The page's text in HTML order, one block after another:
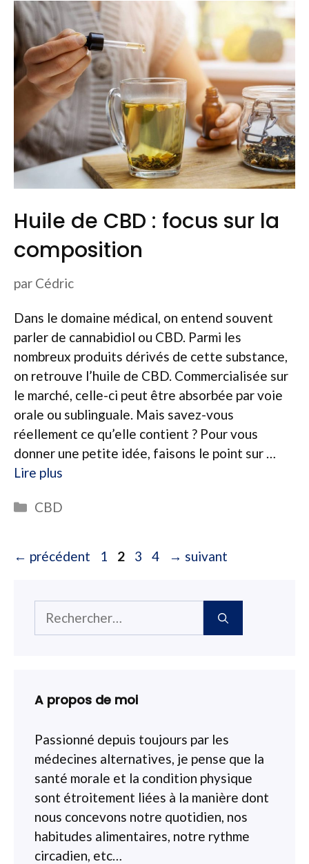
Huile de CBD : focus sur la
composition
par Cédric
Dans le domaine médical, on entend souvent
parler de cannabidiol ou CBD. Parmi les
nombreux produits dérivés de cette substance,
on retrouve l’huile de CBD. Commercialisée sur
le marché, celle-ci peut être absorbée par voie
orale ou sublinguale. Mais savez-vous
réellement ce qu’elle contient ? Pour vous
donner une petite idée, faisons le point sur …
Lire plus
Catégories
CBD
← précédent Page
1 Page
2 Page
3 Page
4 → suivant
Rechercher :
A propos de moi
Passionné depuis toujours par les
médecines alternatives, je pense que la
santé morale et la condition physique
sont étroitement liées à la manière dont
nous concevons notre quotidien, nos
habitudes alimentaires, notre rythme
circadien, etc…